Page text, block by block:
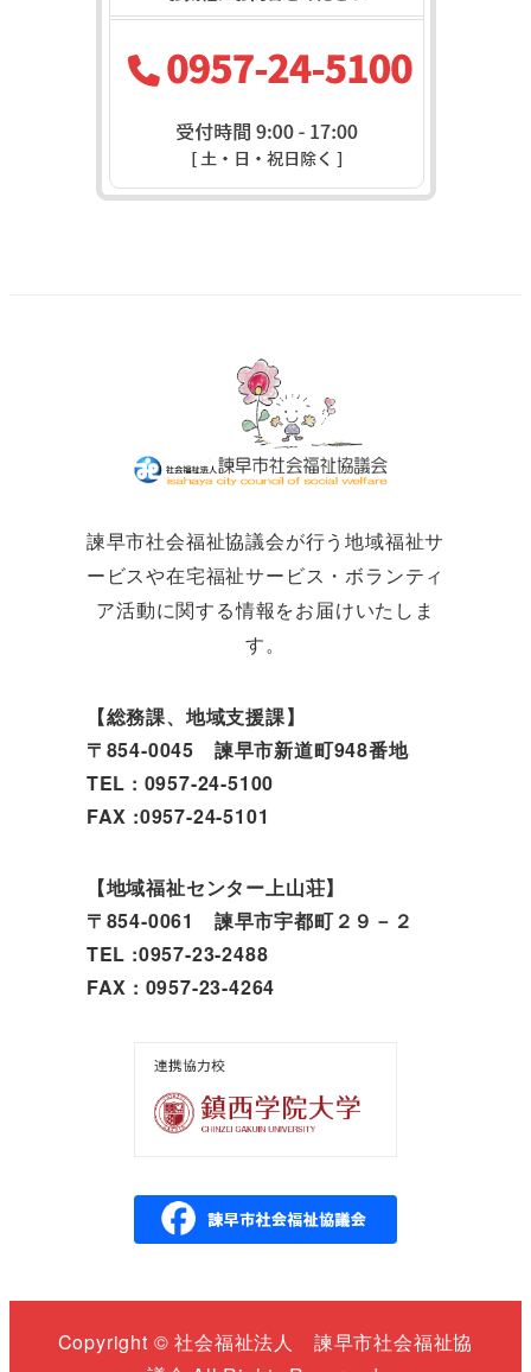
諫早市社会福祉協議会が行う地域福祉サ
ービスや在宅福祉サービス・ボランティ
ア活動に関する情報をお届けいたしま
す。
【総務課、地域支援課】
〒854-0045 諫早市新道町948番地
TEL : 0957-24-5100
FAX :0957-24-5101
【地域福祉センター上山荘】
〒854-0061 諫早市宇都町２９－２
TEL :0957-23-2488
FAX : 0957-23-4264
Copyright © 社会福祉法人 諫早市社会福祉協